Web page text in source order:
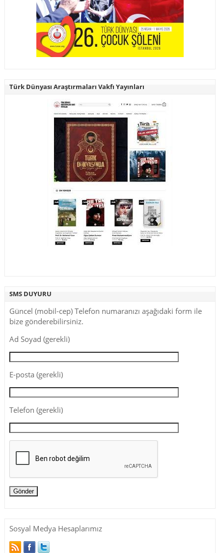
Türk Dünyası Araştırmaları Vakfı Yayınları
SMS DUYURU
Güncel (mobil-cep) Telefon numaranızı aşağıdaki form ile
bize gönderebilirsiniz.
Ad Soyad (gerekli)
E-posta (gerekli)
Telefon (gerekli)
Sosyal Medya Hesaplarımız